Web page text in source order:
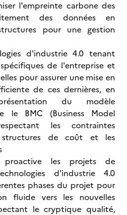
l'empreinte carbone des
des données en
pour une gestion
d'industrie 4.0 tenant
de l'entreprise et
pour assurer une mise en
de ces dernières, en
du modèle
le BMC (Business Model
les contraintes
structures de coût et les
proactive les projets de
d'industrie 4.0
phases du projet pour
fluide vers les nouvelles
le cryptique qualité,